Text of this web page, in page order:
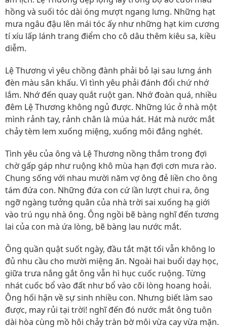
hồng và suối tóc dài óng mượt ngang lưng. Những hạt
mưa ngâu đậu lên mái tóc ấy như những hạt kim cương
tí xíu lấp lánh trang điểm cho cô dâu thêm kiêu sa, kiều
diễm.
Lệ Thương vì yêu chồng đành phải bỏ lại sau lưng ánh
đèn màu sân khấu. Vì tình yêu phải đánh đổi chứ nhớ
lắm. Nhớ đến quay quắt ruột gan. Nhớ đoàn quá, nhiều
đêm Lệ Thương không ngủ được. Những lúc ở nhà một
mình rảnh tay, rảnh chân là múa hát. Hát mà nước mắt
chảy tèm lem xuống miệng, xuống môi đắng nghét.
Tình yêu của ông và Lệ Thương nồng thắm trong đợi
chờ gấp gáp như ruộng khô mùa hạn đợi cơn mưa rào.
Chung sống với nhau mười năm vợ ông đẻ liền cho ông
tám đứa con. Những đứa con cứ lần lượt chui ra, ông
ngỡ ngàng tưởng quân của nhà trời sai xuống hạ giới
vào trú ngụ nhà ông. Ông ngồi bẽ bàng nghĩ đến tương
lai của con mà ứa lòng, bẽ bàng lau nước mắt.
Ông quần quật suốt ngày, đầu tắt mặt tối vẫn không lo
đủ nhu cầu cho mười miệng ăn. Ngoài hai buổi dạy học,
giữa trưa nắng gắt ông vẫn hì hục cuốc ruộng. Từng
nhát cuốc bổ vào đất như bổ vào cõi lòng hoang hoải.
Ông hối hận về sự sinh nhiều con. Nhưng biết làm sao
được, may rủi tại trời! nghĩ đến đó nước mắt ông tuôn
dài hòa cùng mồ hôi chảy tràn bờ môi vừa cay vừa mặn.